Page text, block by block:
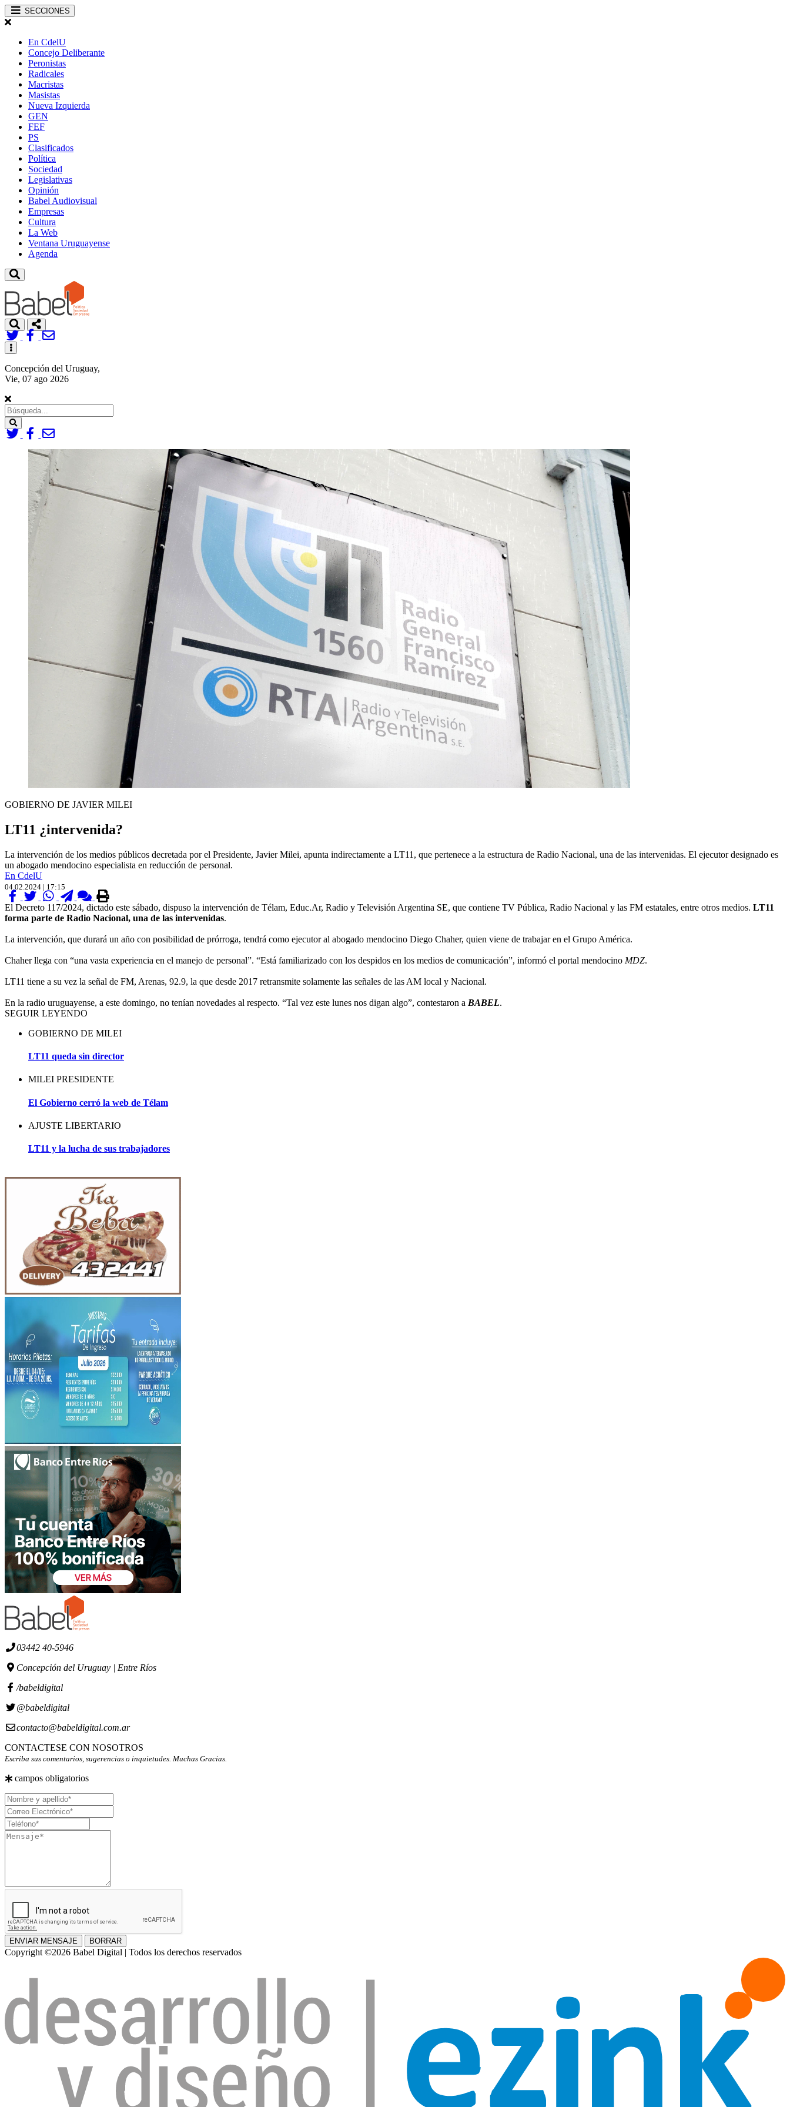
SECCIONES
En CdelU
Concejo Deliberante
Peronistas
Radicales
Macristas
Masistas
Nueva Izquierda
GEN
FEF
PS
Clasificados
Política
Sociedad
Legislativas
Opinión
Babel Audiovisual
Empresas
Cultura
La Web
Ventana Uruguayense
Agenda
Toggle
navigation
Concepción del Uruguay,
Vie, 07 ago 2026
Search
GOBIERNO DE JAVIER MILEI
LT11 ¿intervenida?
La intervención de los medios públicos decretada por el Presidente, Javier Milei, apunta indirectamente a LT11, que pertenece a la estructura de Radio Nacional, una de las intervenidas. El ejecutor designado es
un abogado mendocino especialista en reducción de personal.
En CdelU
04.02.2024 | 17:15
El Decreto 117/2024, dictado este sábado, dispuso la intervención de Télam, Educ.Ar, Radio y Televisión Argentina SE, que contiene TV Pública, Radio Nacional y las FM estatales, entre otros medios. LT11
forma parte de Radio Nacional, una de las intervenidas.
La intervención, que durará un año con posibilidad de prórroga, tendrá como ejecutor al abogado mendocino Diego Chaher, quien viene de trabajar en el Grupo América.
Chaher llega con “una vasta experiencia en el manejo de personal”. “Está familiarizado con los despidos en los medios de comunicación”, informó el portal mendocino MDZ.
LT11 tiene a su vez la señal de FM, Arenas, 92.9, la que desde 2017 retransmite solamente las señales de las AM local y Nacional.
En la radio uruguayense, a este domingo, no tenían novedades al respecto. “Tal vez este lunes nos digan algo”, contestaron a BABEL.
SEGUIR LEYENDO
GOBIERNO DE MILEI
LT11 queda sin director
MILEI PRESIDENTE
El Gobierno cerró la web de Télam
AJUSTE LIBERTARIO
LT11 y la lucha de sus trabajadores
03442 40-5946
Concepción del Uruguay | Entre Ríos
/babeldigital
@babeldigital
contacto@babeldigital.com.ar
CONTACTESE CON NOSOTROS
Escriba sus comentarios, sugerencias o inquietudes. Muchas Gracias.
campos obligatorios
Nombre
y
apellido
Correo
Electrónico
Teléfono
Mensaje
ENVIAR MENSAJE BORRAR
Copyright ©2026 Babel Digital | Todos los derechos reservados